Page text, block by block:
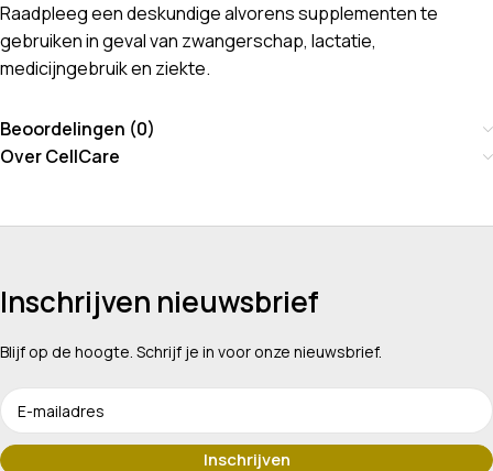
Raadpleeg een deskundige alvorens supplementen te
gebruiken in geval van zwangerschap, lactatie,
medicijngebruik en ziekte.
Beoordelingen (0)
Over CellCare
Inschrijven nieuwsbrief
Blijf op de hoogte. Schrijf je in voor onze nieuwsbrief.